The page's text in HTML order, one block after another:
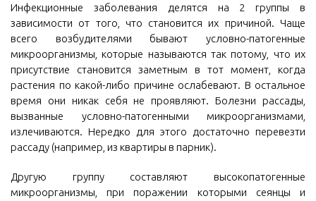
Инфекционные заболевания делятся на 2 группы в
зависимости от того, что становится их причиной. Чаще
всего возбудителями бывают условно-патогенные
микроорганизмы, которые называются так потому, что их
присутствие становится заметным в тот момент, когда
растения по какой-либо причине ослабевают. В остальное
время они никак себя не проявляют. Болезни рассады,
вызванные условно-патогенными микроорганизмами,
излечиваются. Нередко для этого достаточно перевезти
рассаду (например, из квартиры в парник).
Другую группу составляют высокопатогенные
микроорганизмы, при поражении которыми сеянцы и